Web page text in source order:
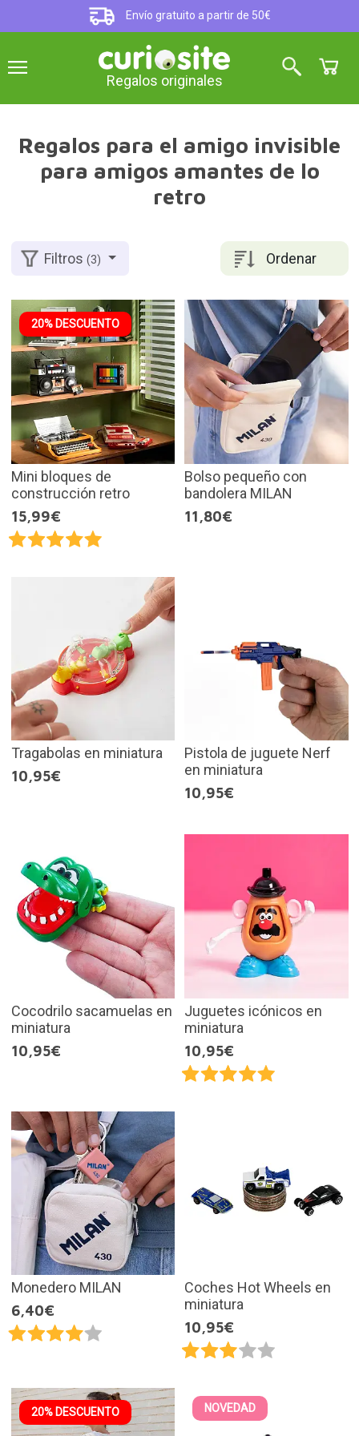
Envío gratuito a partir de 50€
Regalos originales
Regalos para el amigo invisible
para amigos amantes de lo
retro
Ordenar
Filtros(3)
20% DESCUENTO
Mini bloques de
construcción retro
15,99€
Bolso pequeño con
bandolera MILAN
11,80€
Tragabolas en miniatura
10,95€
Pistola de juguete Nerf
en miniatura
10,95€
Cocodrilo sacamuelas en
miniatura
10,95€
Juguetes icónicos en
miniatura
10,95€
Monedero MILAN
6,40€
Coches Hot Wheels en
miniatura
10,95€
20% DESCUENTO NOVEDAD